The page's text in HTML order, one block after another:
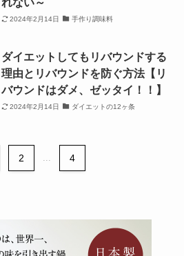
2024年2月14日 手作り調味料
ダイエットしてもリバウンドする
理由とリバウンドを防ぐ方法【リ
バウンドはダメ、ゼッタイ！！】
2024年2月14日 ダイエットの12ヶ条
2 4